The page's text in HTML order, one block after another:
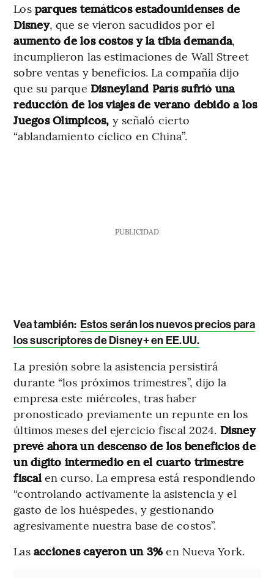
Los parques temáticos estadounidenses de
Disney, que se vieron sacudidos por el
aumento de los costos y la tibia demanda,
incumplieron las estimaciones de Wall Street
sobre ventas y beneficios. La compañía dijo
que su parque Disneyland París sufrió una
reducción de los viajes de verano debido a los
Juegos Olímpicos, y señaló cierto
“ablandamiento cíclico en China”.
PUBLICIDAD
Vea también: Estos serán los nuevos precios para
los suscriptores de Disney+ en EE.UU.
La presión sobre la asistencia persistirá
durante “los próximos trimestres”, dijo la
empresa este miércoles, tras haber
pronosticado previamente un repunte en los
últimos meses del ejercicio fiscal 2024. Disney
prevé ahora un descenso de los beneficios de
un dígito intermedio en el cuarto trimestre
fiscalen curso. La empresa está respondiendo
“controlando activamente la asistencia y el
gasto de los huéspedes, y gestionando
agresivamente nuestra base de costos”.
Lasacciones cayeron un 3%en Nueva York.